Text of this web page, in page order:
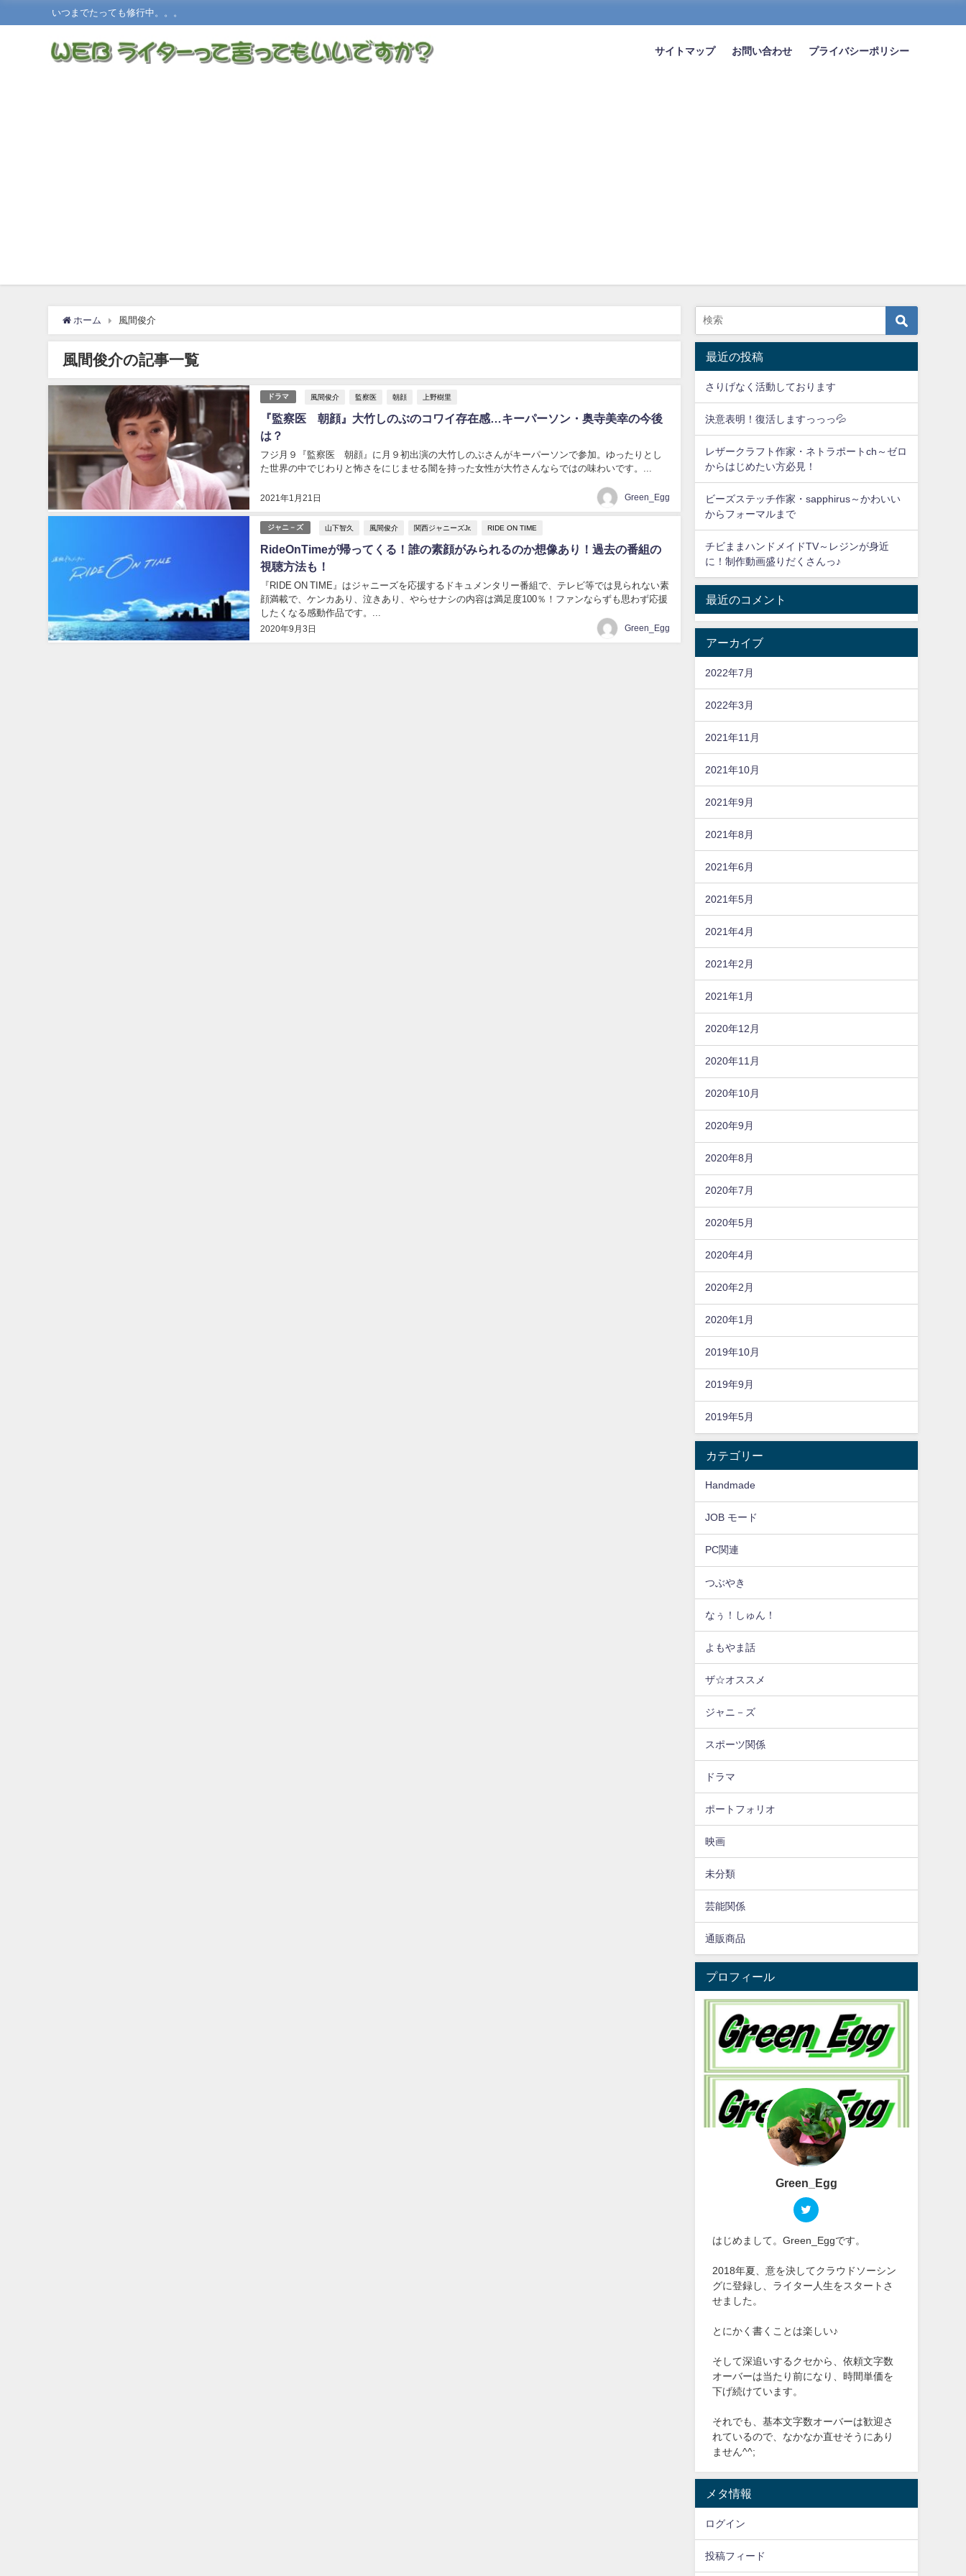
いつまでたっても修行中。。。
サイトマップ お問い合わせ プライバシーポリシー
ホーム 風間俊介
風間俊介の記事一覧
ドラマ 風間俊介 監察医 朝顔 上野樹里
『監察医 朝顔』大竹しのぶのコワイ存在感…キーパーソン・奥寺美幸の今後
は？
2021年1月21日
フジ月９『監察医 朝顔』に月９初出演の大竹しのぶさんがキーパーソンで参加。ゆったりとし
た世界の中でじわりと怖さをにじませる闇を持った女性が大竹さんならではの味わいです。...
Green_Egg
ジャニ－ズ 山下智久 風間俊介 関西ジャニーズJr. RIDE ON TIME
RideOnTimeが帰ってくる！誰の素顔がみられるのか想像あり！過去の番組の
視聴方法も！
2020年9月3日
『RIDE ON TIME』はジャニーズを応援するドキュメンタリー番組で、テレビ等では見られない素
顔満載で、ケンカあり、泣きあり、やらせナシの内容は満足度100％！ファンならずも思わず応援
したくなる感動作品です。...
Green_Egg
最近の投稿
さりげなく活動しております
決意表明！復活しますっっっ💦
レザークラフト作家・ネトラポートch～ゼロ
からはじめたい方必見！
ビーズステッチ作家・sapphirus～かわいい
からフォーマルまで
チビままハンドメイドTV～レジンが身近
に！制作動画盛りだくさんっ♪
最近のコメント
アーカイブ
2022年7月
2022年3月
2021年11月
2021年10月
2021年9月
2021年8月
2021年6月
2021年5月
2021年4月
2021年2月
2021年1月
2020年12月
2020年11月
2020年10月
2020年9月
2020年8月
2020年7月
2020年5月
2020年4月
2020年2月
2020年1月
2019年10月
2019年9月
2019年5月
カテゴリー
Handmade
JOB モード
PC関連
つぶやき
なぅ！しゅん！
よもやま話
ザ☆オススメ
ジャニ－ズ
スポーツ関係
ドラマ
ポートフォリオ
映画
未分類
芸能関係
通販商品
プロフィール
Green_Egg
はじめまして。Green_Eggです。
2018年夏、意を決してクラウドソーシン
グに登録し、ライター人生をスタートさ
せました。
とにかく書くことは楽しい♪
そして深追いするクセから、依頼文字数
オーバーは当たり前になり、時間単価を
下げ続けています。
それでも、基本文字数オーバーは歓迎さ
れているので、なかなか直せそうにあり
ません^^;
メタ情報
ログイン
投稿フィード